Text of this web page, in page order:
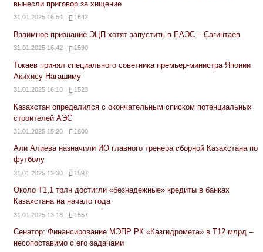
вынесли приговор за хищение
31.01.2025 16:54 1642
Взаимное признание ЭЦП хотят запустить в ЕАЭС – Сагинтаев
31.01.2025 16:42 1590
Токаев принял специального советника премьер-министра Японии
Акихису Нагашиму
31.01.2025 16:10 1523
Казахстан определился с окончательным списком потенциальных
строителей АЭС
31.01.2025 15:20 1800
Али Алиева назначили ИО главного тренера сборной Казахстана по
футболу
31.01.2025 13:30 1597
Около Т1,1 трлн достигли «безнадежные» кредиты в банках
Казахстана на начало года
31.01.2025 13:18 1557
Сенатор: Финансирование МЭПР РК «Казгидромета» в Т12 млрд –
несопоставимо с его задачами